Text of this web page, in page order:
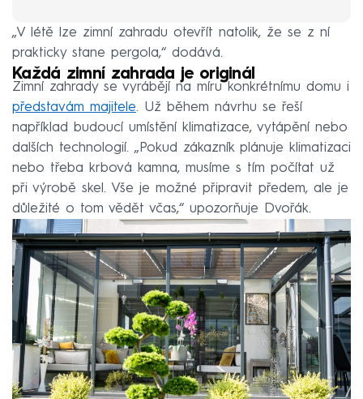
„V létě lze zimní zahradu otevřít natolik, že se z ní
prakticky stane pergola,“ dodává.
Každá zimní zahrada je originál
Zimní zahrady se vyrábějí na míru konkrétnímu domu i
představám majitel e. Už během návrhu se řeší
například budoucí umístění klimatizace, vytápění nebo
dalších technologií. „Pokud zákazník plánuje klimatizaci
nebo třeba krbová kamna, musíme s tím počítat už
při výrobě skel. Vše je možné připravit předem, ale je
důležité o tom vědět včas,“ upozorňuje Dvořák.